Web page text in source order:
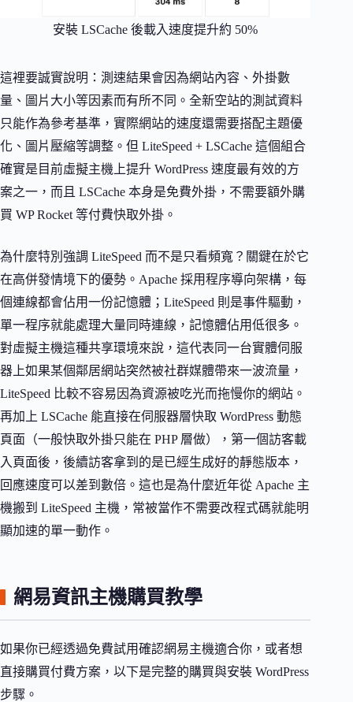
安裝 LSCache 後載入速度提升約 50%
這裡要誠實說明：測速結果會因為網站內容、外掛數
量、圖片大小等因素而有所不同。全新空站的測試資料
只能作為參考基準，實際網站的速度還需要搭配主題優
化、圖片壓縮等調整。但 LiteSpeed + LSCache 這個組合
確實是目前虛擬主機上提升 WordPress 速度最有效的方
案之一，而且 LSCache 本身是免費外掛，不需要額外購
買 WP Rocket 等付費快取外掛。
為什麼特別強調 LiteSpeed 而不是只看頻寬？關鍵在於它
在高併發情境下的優勢。Apache 採用程序導向架構，每
個連線都會佔用一份記憶體；LiteSpeed 則是事件驅動，
單一程序就能處理大量同時連線，記憶體佔用低很多。
對虛擬主機這種共享環境來說，這代表同一台實體伺服
器上如果某個鄰居網站突然被社群媒體帶來一波流量，
LiteSpeed 比較不容易因為資源被吃光而拖慢你的網站。
再加上 LSCache 能直接在伺服器層快取 WordPress 動態
頁面（一般快取外掛只能在 PHP 層做），第一個訪客載
入頁面後，後續訪客拿到的是已經生成好的靜態版本，
回應速度可以差到數倍。這也是為什麼近年從 Apache 主
機搬到 LiteSpeed 主機，常被當作不需要改程式碼就能明
顯加速的單一動作。
網易資訊主機購買教學
如果你已經透過免費試用確認網易主機適合你，或者想
直接購買付費方案，以下是完整的購買與安裝 WordPress
步驟。